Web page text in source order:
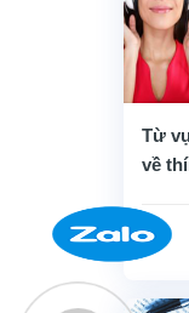
Từ
về